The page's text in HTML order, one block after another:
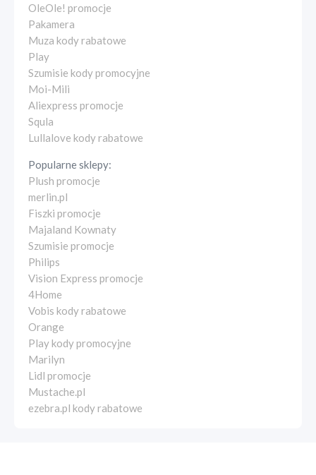
OleOle! promocje
Pakamera
Muza kody rabatowe
Play
Szumisie kody promocyjne
Moi-Mili
Aliexpress promocje
Squla
Lullalove kody rabatowe
Popularne sklepy:
Plush promocje
merlin.pl
Fiszki promocje
Majaland Kownaty
Szumisie promocje
Philips
Vision Express promocje
4Home
Vobis kody rabatowe
Orange
Play kody promocyjne
Marilyn
Lidl promocje
Mustache.pl
ezebra.pl kody rabatowe